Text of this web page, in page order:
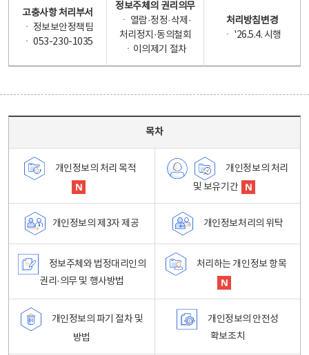
고충사항 처리부서
ㆍ 정보보안정책팀
ㆍ 053-230-1035
정보주체의 권리의무
ㆍ 열람·정정·삭제·
처리정지·동의철회
ㆍ이의제기 절차
처리방침변경
ㆍ '26.5.4. 시행
목차
개인정보의 처리 목적
개인정보의 처리
및 보유기간
개인정보의 제3자 제공 개인정보처리의 위탁
정보주체와 법정대리인의
권리·의무 및 행사방법
처리하는 개인정보 항목
개인정보의 파기 절차 및
방법
개인정보의 안전성
확보조치